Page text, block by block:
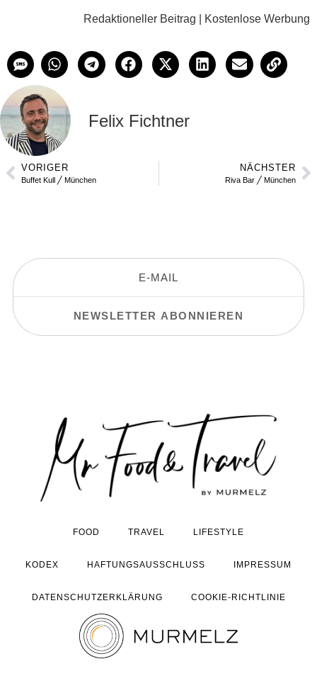
Redaktioneller Beitrag | Kostenlose Werbung
Felix Fichtner
VORIGER
Buffet Kull ╱ München
NÄCHSTER
Riva Bar ╱ München
FOOD TRAVEL LIFESTYLE
KODEX HAFTUNGSAUSSCHLUSS IMPRESSUM
DATENSCHUTZERKLÄRUNG COOKIE-RICHTLINIE